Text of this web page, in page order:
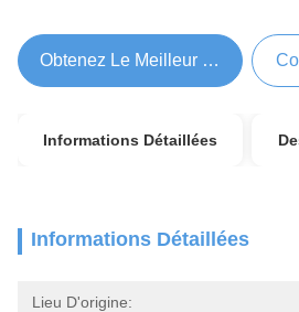
Obtenez Le Meilleur Prix
Informations Détaillées
Informations Détaillées
Lieu D'origine: